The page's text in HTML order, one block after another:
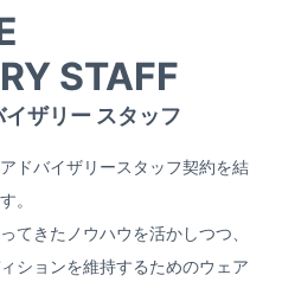
STAFF
ザリー スタッフ
ドバイザリースタッフ契約を結
。
てきたノウハウを活かしつつ、
ションを維持するためのウェア